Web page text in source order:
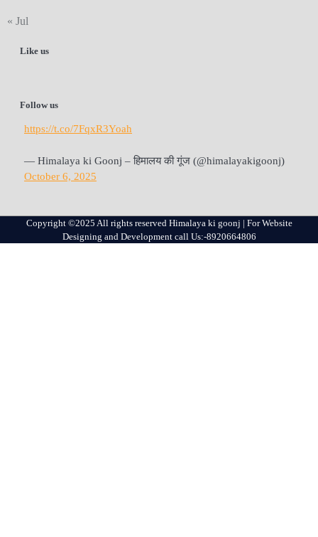
« Jul
Like us
Follow us
https://t.co/7FqxR3Yoah
— Himalaya ki Goonj – हिमालय की गूंज (@himalayakigoonj)
October 6, 2025
Copyright ©2025 All rights reserved Himalaya ki goonj | For Website
Designing and Development call Us:-8920664806